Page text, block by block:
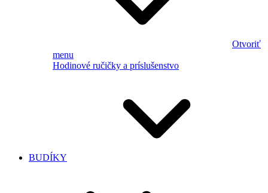
Otvoriť
menu
Hodinové ručičky a príslušenstvo
BUDÍKY